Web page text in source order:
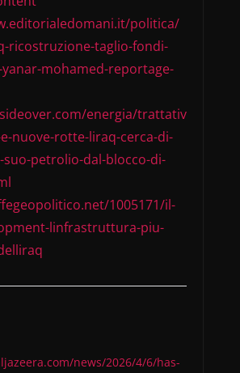
politica/
ricostruzione-taglio-fondi-
mohamed-reportage-
energia/trattativ
nuove-rotte-liraq-cerca-di-
suo-petrolio-dal-blocco-di-
1005171/il-
linfrastruttura-piu-
news/2026/4/6/has-